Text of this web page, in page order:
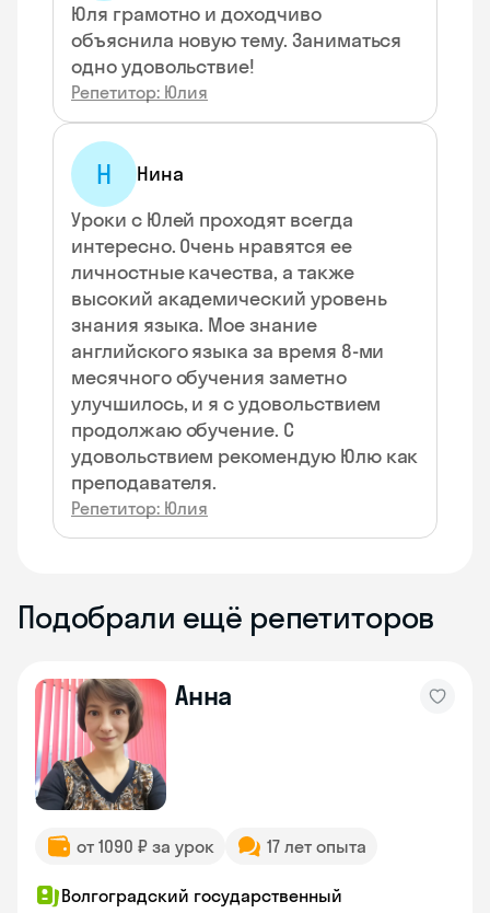
Юля грамотно и доходчиво
объяснила новую тему. Заниматься
одно удовольствие!
Репетитор: Юлия
Н
Нина
Уроки с Юлей проходят всегда
интересно. Очень нравятся ее
личностные качества, а также
высокий академический уровень
знания языка. Мое знание
английского языка за время 8-ми
месячного обучения заметно
улучшилось, и я с удовольствием
продолжаю обучение. С
удовольствием рекомендую Юлю как
преподавателя.
Репетитор: Юлия
Подобрали ещё репетиторов
Анна
от 1090 ₽ за урок 17 лет опыта
Волгоградский государственный